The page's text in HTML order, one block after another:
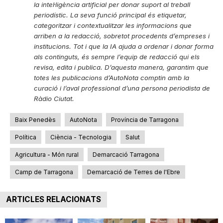
la intel·ligència artificial per donar suport al treball
periodístic. La seva funció principal és etiquetar,
categoritzar i contextualitzar les informacions que
arriben a la redacció, sobretot procedents d’empreses i
institucions. Tot i que la IA ajuda a ordenar i donar forma
als continguts, és sempre l’equip de redacció qui els
revisa, edita i publica. D’aquesta manera, garantim que
totes les publicacions d’AutoNota comptin amb la
curació i l’aval professional d’una persona periodista de
Ràdio Ciutat.
Baix Penedès AutoNota Província de Tarragona
Política Ciència - Tecnologia Salut
Agricultura - Món rural Demarcació Tarragona
Camp de Tarragona Demarcació de Terres de l'Ebre
ARTICLES RELACIONATS